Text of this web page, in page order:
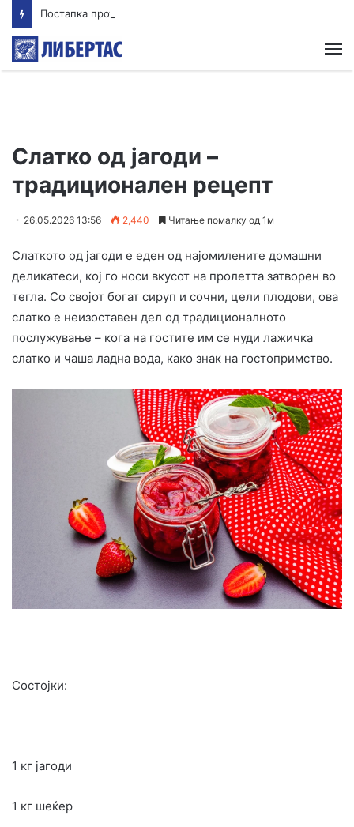
Слатко од јагоди –
традиционален рецепт
26.05.2026 13:56 2,440 Читање помалку од 1м
Слаткото од јагоди е еден од најомилените домашни
деликатеси, кој го носи вкусот на пролетта затворен во
тегла. Со својот богат сируп и сочни, цели плодови, ова
слатко е неизоставен дел од традиционалното
послужување – кога на гостите им се нуди лажичка
слатко и чаша ладна вода, како знак на гостопримство.
Состојки:
1 кг јагоди
1 кг шеќер